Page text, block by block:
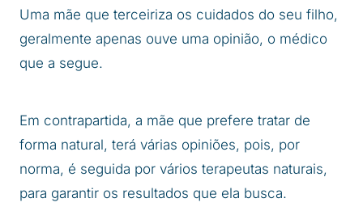
Uma mãe que terceiriza os cuidados do seu filho,
geralmente apenas ouve uma opinião, o médico
que a segue.
Em contrapartida, a mãe que prefere tratar de
forma natural, terá várias opiniões, pois, por
norma, é seguida por vários terapeutas naturais,
para garantir os resultados que ela busca.